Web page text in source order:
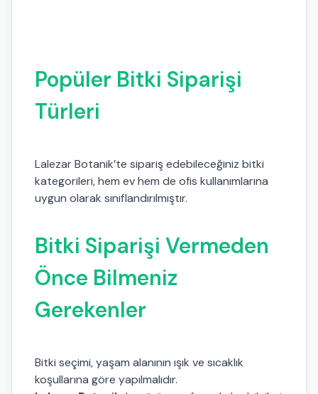
Popüler Bitki Siparişi
Türleri
Lalezar Botanik’te sipariş edebileceğiniz bitki
kategorileri, hem ev hem de ofis kullanımlarına
uygun olarak sınıflandırılmıştır.
Bitki Siparişi Vermeden
Önce Bilmeniz
Gerekenler
Bitki seçimi, yaşam alanının ışık ve sıcaklık
koşullarına göre yapılmalıdır.